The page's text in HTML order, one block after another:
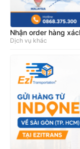
Nhận order hàng
Dịch vụ khác